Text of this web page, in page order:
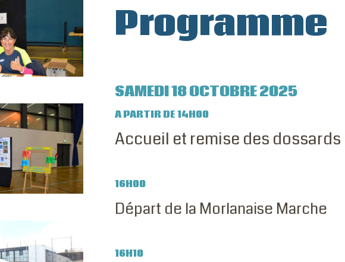
Programme
SAMEDI 18 OCTOBRE 2025
A PARTIR DE 14H00
Accueil et remise des
16H00
Départ de la Morlanaise Marche
16H10